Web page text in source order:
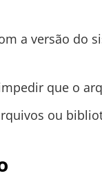
a versão do
que o
ou